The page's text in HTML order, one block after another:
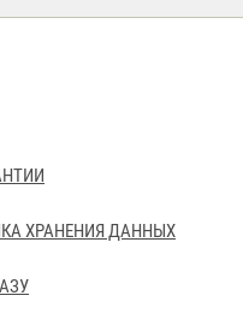
ХРАНЕНИЯ ДАННЫХ